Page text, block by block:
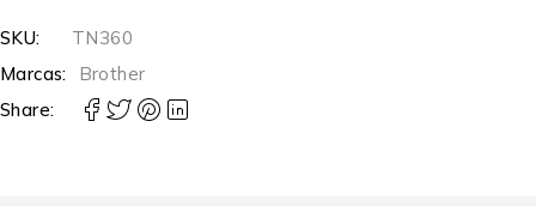
SKU:
TN360
Marcas:
Brother
Share: